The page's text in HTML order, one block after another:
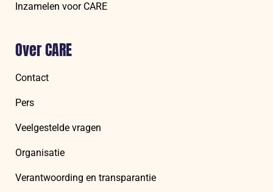
Inzamelen voor CARE
Over CARE
Contact
Pers
Veelgestelde vragen
Organisatie
Verantwoording en transparantie